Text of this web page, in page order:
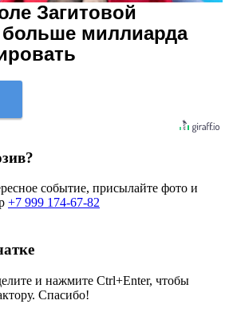
Загитовой
миллиарда
событие, присылайте фото и
+7 999 174-67-82
и нажмите Ctrl+Enter, чтобы
Спасибо!